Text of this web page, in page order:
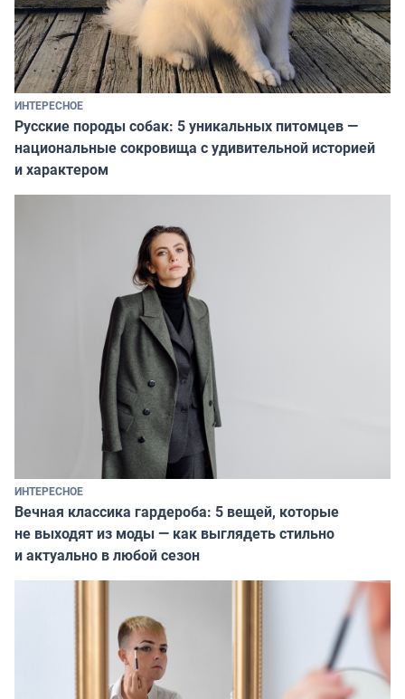
ИНТЕРЕСНОЕ
Русские породы собак: 5 уникальных питомцев —
национальные сокровища с удивительной историей
и характером
ИНТЕРЕСНОЕ
Вечная классика гардероба: 5 вещей, которые
не выходят из моды — как выглядеть стильно
и актуально в любой сезон